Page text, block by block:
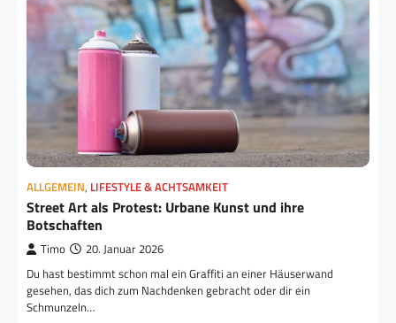
ALLGEMEIN, LIFESTYLE & ACHTSAMKEIT
Street Art als Protest: Urbane Kunst und ihre
Botschaften
Timo 20. Januar 2026
Du hast bestimmt schon mal ein Graffiti an einer Häuserwand
gesehen, das dich zum Nachdenken gebracht oder dir ein
Schmunzeln…